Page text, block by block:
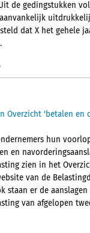
de gedingstukken
dat X het gehele
Overzicht 'betalen en
hun
en
zien in het
van de
staan er de aanslagen
van afgelopen